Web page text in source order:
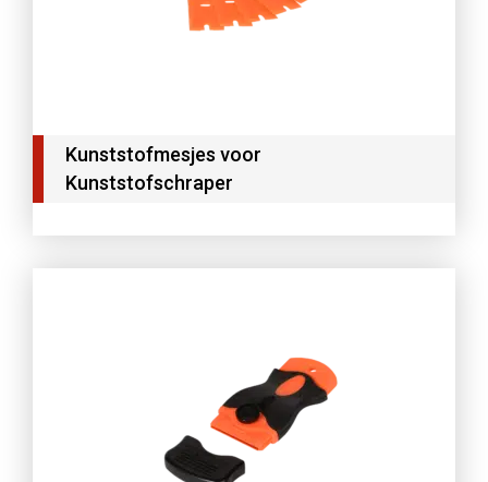
Kunststofmesjes voor
Kunststofschraper